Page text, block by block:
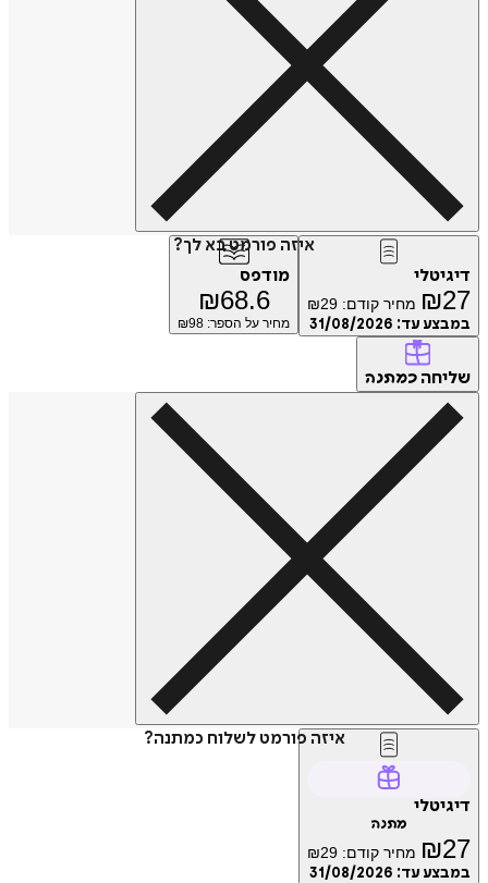
איזה פורמט בא לך?
דיגיטלי
₪27 מחיר קודם: ₪29
במבצע עד: 31/08/2026
מודפס
₪68.6
מחיר על הספר: ₪ 98
שליחה כמתנה
איזה פורמט לשלוח כמתנה?
דיגיטלי
מתנה
₪27 מחיר קודם: ₪29
במבצע עד: 31/08/2026